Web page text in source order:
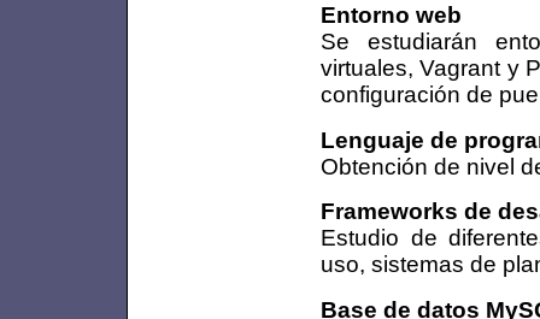
Entorno web
Se estudiarán
virtuales, Vagrant y
configuración de
Lenguaje de
Obtención de nivel
Frameworks de
Estudio de
uso, sistemas de
Base de datos